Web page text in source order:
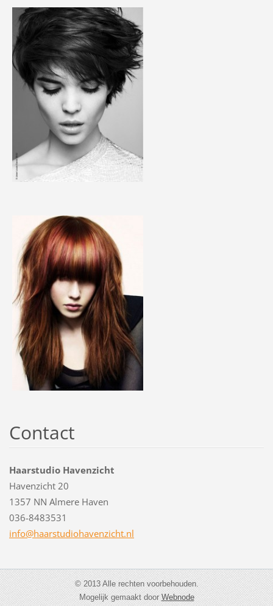
Contact
Haarstudio Havenzicht
Havenzicht 20
1357 NN Almere Haven
036-8483531
info@haarstudiohavenzicht.nl
© 2013 Alle rechten voorbehouden.
Mogelijk gemaakt doorWebnode